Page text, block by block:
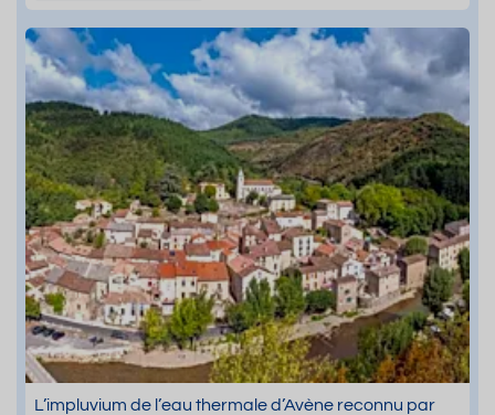
L’impluvium de l’eau thermale d’Avène reconnu par